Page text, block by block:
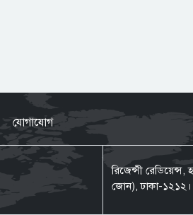
যোগাযোগ
রিজেন্সী
জোন), ঢাকা-১২১২।